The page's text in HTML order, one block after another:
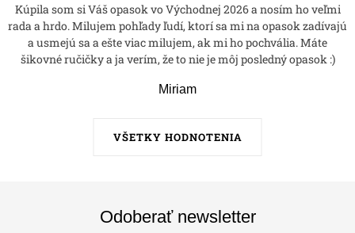
VŠETKY HODNOTENIA
Kúpila som si Váš opasok vo Východnej 2026 a nosím ho veľmi
rada a hrdo. Milujem pohľady ľudí, ktorí sa mi na opasok zadívajú
a usmejú sa a ešte viac milujem, ak mi ho pochvália. Máte
šikovné ručičky a ja verím, že to nie je môj posledný opasok :)
Miriam
Odoberať newsletter